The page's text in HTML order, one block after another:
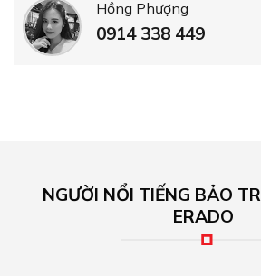
Nghệ sĩ, Danh Hài:
"Trở về với cuộc sống đời thường